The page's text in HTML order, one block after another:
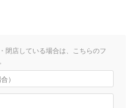
閉店している場合は、こちらのフ